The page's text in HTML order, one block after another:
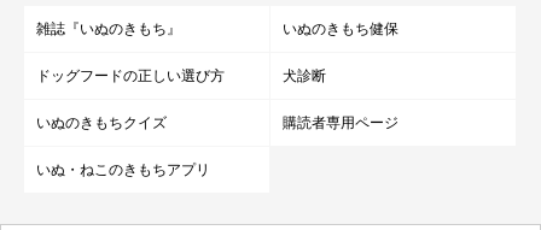
雑誌『いぬのきもち』 いぬのきもち健保
ドッグフードの正しい選び方 犬診断
いぬのきもちクイズ 購読者専用ページ
いぬ・ねこのきもちアプリ